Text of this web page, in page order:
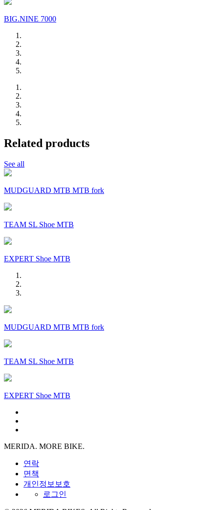
BIG.NINE 7000
Related products
See all
MUDGUARD MTB MTB fork
TEAM SL Shoe MTB
EXPERT Shoe MTB
MUDGUARD MTB MTB fork
TEAM SL Shoe MTB
EXPERT Shoe MTB
MERIDA. MORE BIKE.
연락
면책
개인정보보호
로그인